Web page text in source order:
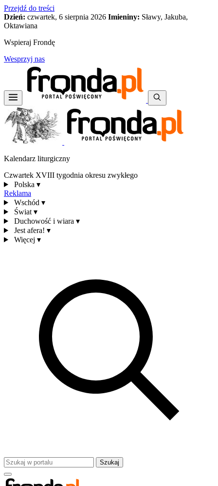
Przejdź do treści
Dzień: czwartek, 6 sierpnia 2026 Imieniny: Sławy, Jakuba,
Oktawiana
Wspieraj Frondę
Wesprzyj nas
Kalendarz liturgiczny
Czwartek XVIII tygodnia okresu zwykłego
Polska ▾
Reklama
Wschód ▾
Świat ▾
Duchowość i wiara ▾
Jest afera! ▾
Więcej ▾
Szukaj